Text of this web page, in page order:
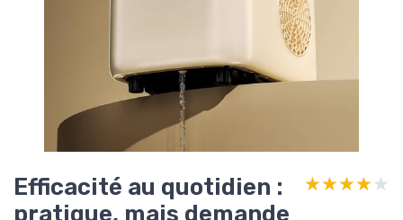
Efficacité au quotidien :
pratique, mais demande
★★★★★
★★★★★